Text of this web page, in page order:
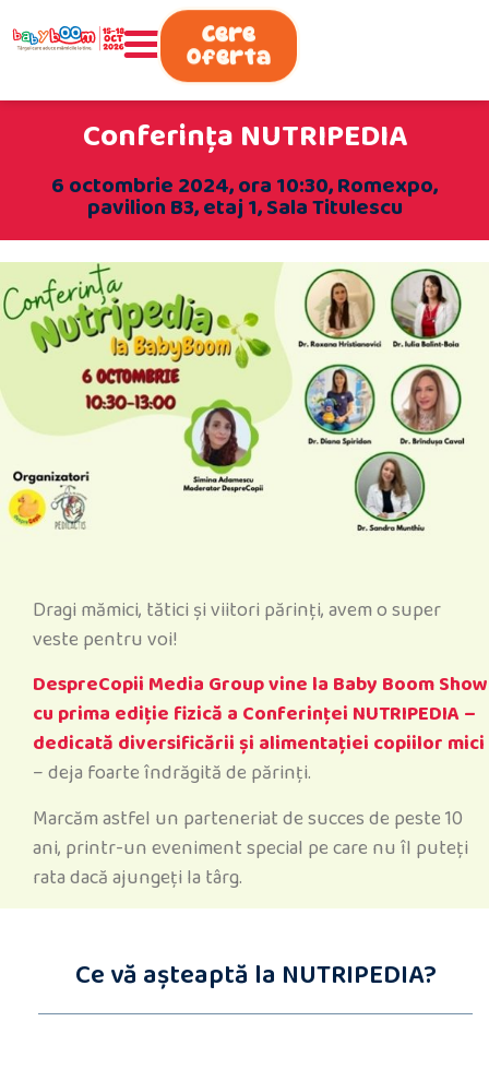
0730.808.038 Cere
Oferta
Conferinţa NUTRIPEDIA
6 octombrie 2024, ora 10:30, Romexpo,
pavilion B3, etaj 1, Sala Titulescu
Dragi mămici, tătici și viitori părinți, avem o super
veste pentru voi!
DespreCopii Media Group vine la Baby Boom Show
cu prima ediție fizică a Conferinței NUTRIPEDIA –
dedicată diversificării și alimentației copiilor mici
– deja foarte îndrăgită de părinți.
Marcăm astfel un parteneriat de succes de peste 10
ani, printr-un eveniment special pe care nu îl puteți
rata dacă ajungeți la târg.
Ce vă așteaptă la NUTRIPEDIA?